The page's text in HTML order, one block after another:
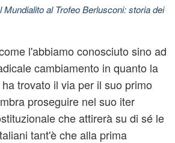
Mundialito al Trofeo Berlusconi: storia dei
l'abbiamo conosciuto sino ad
cambiamento in quanto la
trovato il via per il suo primo
proseguire nel suo iter
che attirerà su di sé le
tant'è che alla prima